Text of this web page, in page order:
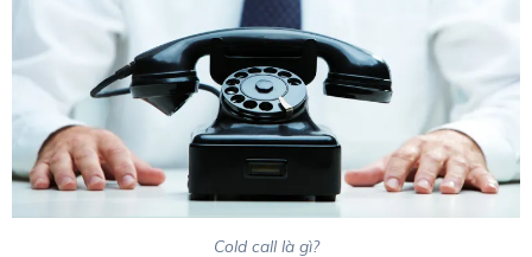
Cold call là gì?